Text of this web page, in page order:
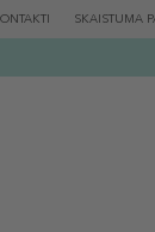
SKAISTUMA